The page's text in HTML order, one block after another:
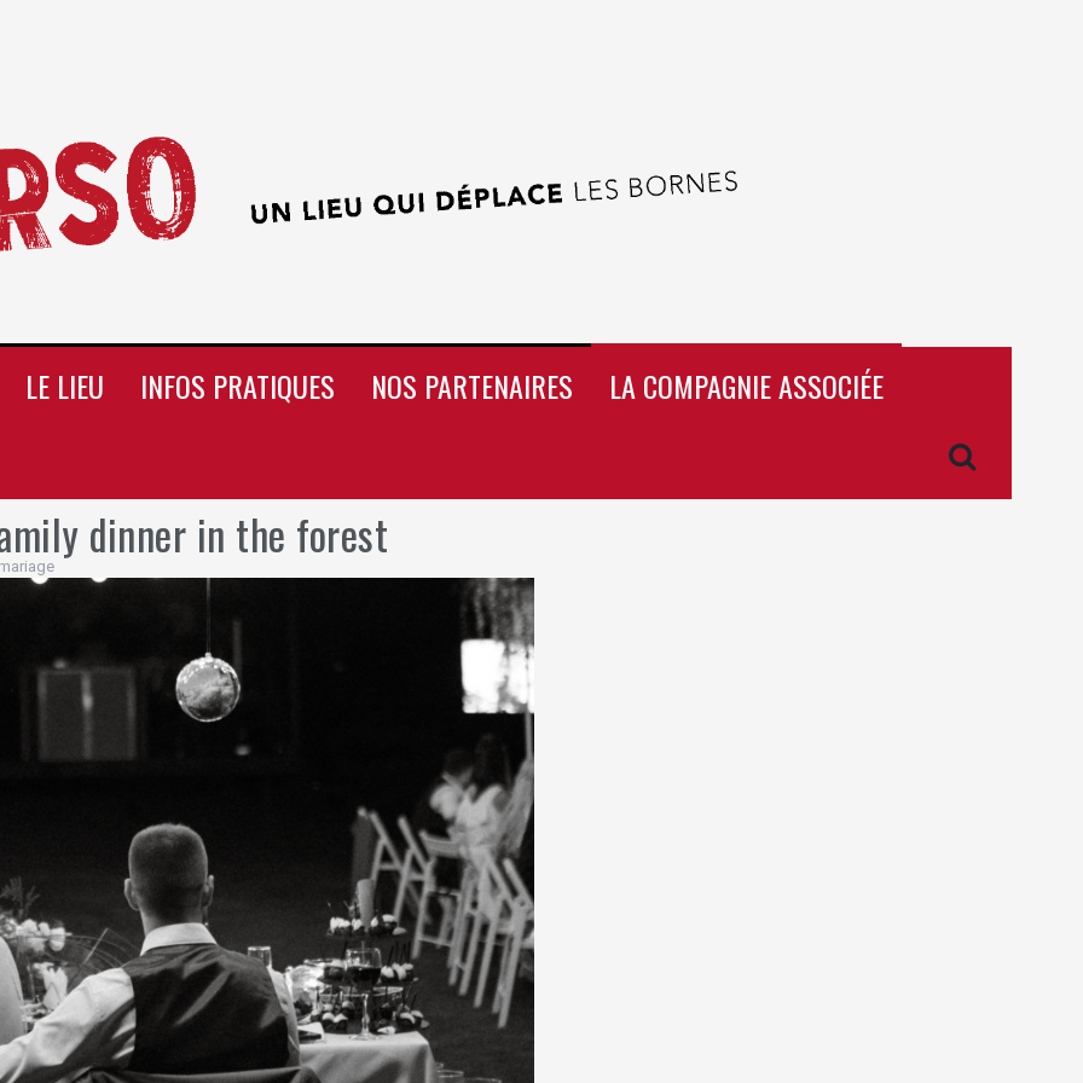
LE LIEU INFOS PRATIQUES NOS PARTENAIRES
LA COMPAGNIE ASSOCIÉE
dinner in the forest